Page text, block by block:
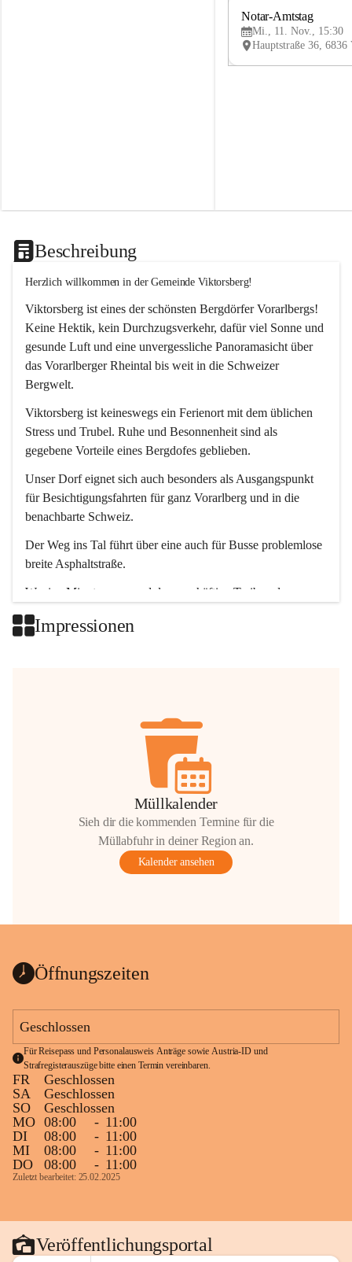
Notar-Amtstag
Mi., 11. Nov., 15:30
Beschreibung
Herzlich willkommen in der Gemeinde Viktorsberg!
Viktorsberg ist eines der schönsten Bergdörfer Vorarlbergs!
Keine Hektik, kein Durchzugsverkehr, dafür viel Sonne und
gesunde Luft und eine unvergessliche Panoramasicht über
das Vorarlberger Rheintal bis weit in die Schweizer
Bergwelt.
Viktorsberg ist keineswegs ein Ferienort mit dem üblichen
Stress und Trubel. Ruhe und Besonnenheit sind als
gegebene Vorteile eines Bergdofes geblieben.
Unser Dorf eignet sich auch besonders als Ausgangspunkt
für Besichtigungsfahrten für ganz Vorarlberg und in die
benachbarte Schweiz.
Der Weg ins Tal führt über eine auch für Busse problemlose
breite Asphaltstraße.
Wenige Minuten nur, und das geschäftige Treiben der
Impressionen
Müllkalender
Sieh dir die kommenden Termine für die
Müllabfuhr in deiner Region an.
Kalender ansehen
Öffnungszeiten
Geschlossen
Für Reisepass und Personalausweis Anträge sowie Austria-ID und
Strafregisterauszüge bitte einen Termin vereinbaren.
FR
Geschlossen
SA
Geschlossen
SO
Geschlossen
MO 08:00 - 11:00
DI
08:00 - 11:00
MI
08:00 - 11:00
DO
08:00 - 11:00
Zuletzt bearbeitet: 25.02.2025
Veröffentlichungsportal